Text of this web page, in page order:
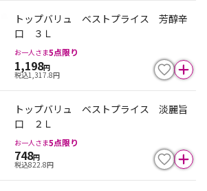
トップバリュ ベストプライス 芳醇辛
口 ３Ｌ
お一人さま5点限り
1,198円
税込1,317.8円
トップバリュ ベストプライス 淡麗旨
口 ２Ｌ
お一人さま5点限り
748円
税込822.8円